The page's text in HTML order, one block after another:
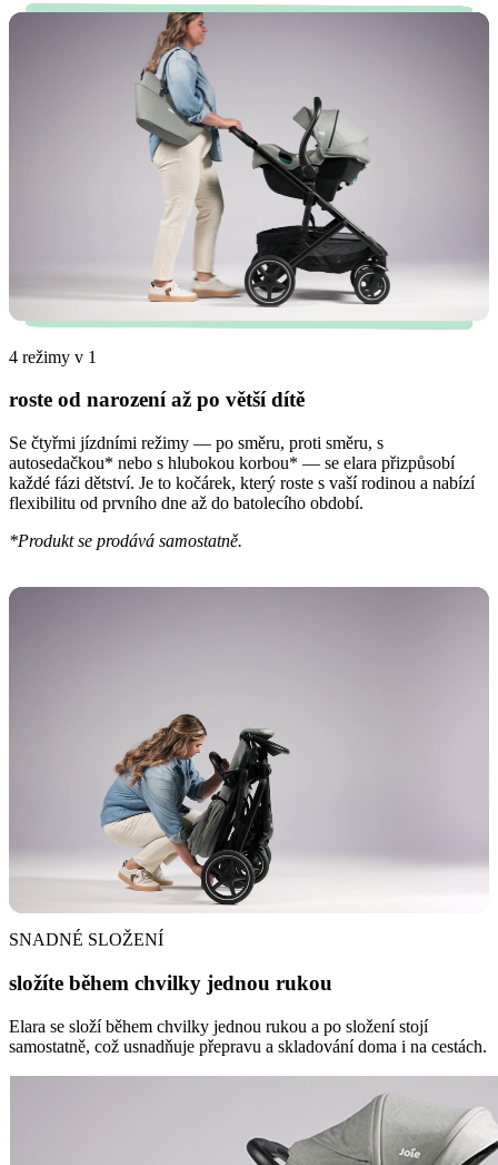
4 režimy v 1
roste od narození až po větší dítě
Se čtyřmi jízdními režimy — po směru, proti směru, s
autosedačkou* nebo s hlubokou korbou* — se elara přizpůsobí
každé fázi dětství. Je to kočárek, který roste s vaší rodinou a nabízí
flexibilitu od prvního dne až do batolecího období.
*Produkt se prodává samostatně.
SNADNÉ SLOŽENÍ
složíte během chvilky jednou rukou
Elara se složí během chvilky jednou rukou a po složení stojí
samostatně, což usnadňuje přepravu a skladování doma i na cestách.